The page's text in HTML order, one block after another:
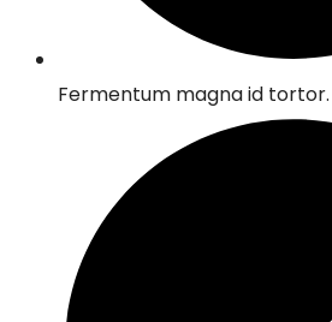
Fermentum magna id tortor.